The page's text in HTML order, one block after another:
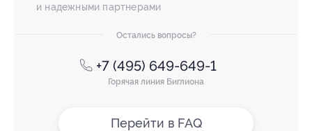
и надежными партнерами
Остались вопросы?
+7 (495) 649-649-1
Горячая линия Биглиона
Перейти в FAQ